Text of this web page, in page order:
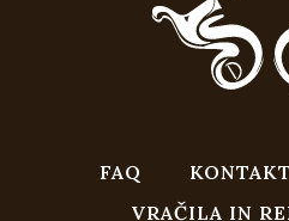
FAQ KONTAKT
VRAČILA IN